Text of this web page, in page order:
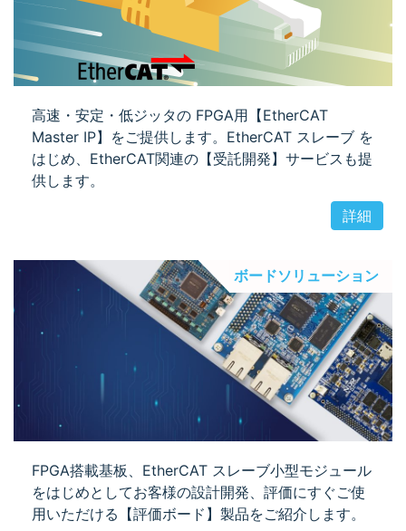
高速・安定・低ジッタの FPGA用【EtherCAT
Master IP】をご提供します。EtherCAT スレーブ を
はじめ、EtherCAT関連の【受託開発】サービスも提
供します。
詳細
ボードソリューション
FPGA搭載基板、EtherCAT スレーブ小型モジュール
をはじめとしてお客様の設計開発、評価にすぐご使
用いただける【評価ボード】製品をご紹介します。